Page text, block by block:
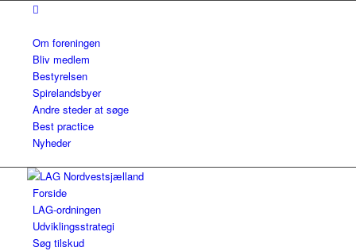
Om foreningen
Bliv medlem
Bestyrelsen
Spirelandsbyer
Andre steder at søge
Best practice
Nyheder
Forside
LAG-ordningen
Udviklingsstrategi
Søg tilskud